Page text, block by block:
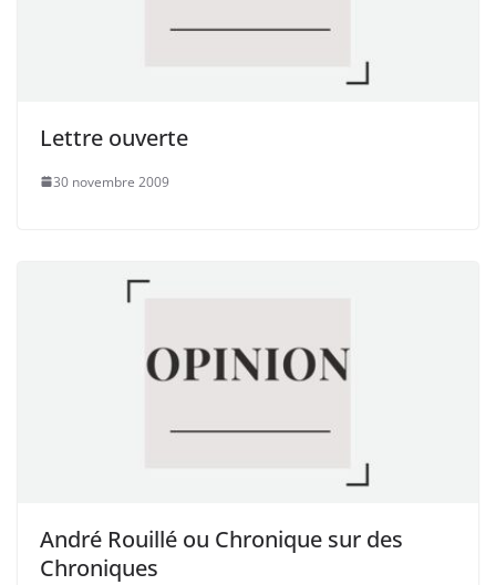
Lettre ouverte
30 novembre 2009
André Rouillé ou Chronique sur des
Chroniques